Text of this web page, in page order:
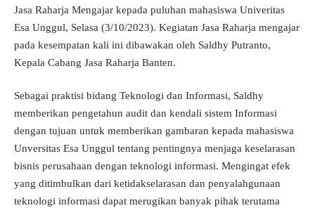
Jasa Raharja Mengajar kepada puluhan mahasiswa Univeritas
Esa Unggul, Selasa (3/10/2023). Kegiatan Jasa Raharja mengajar
pada kesempatan kali ini dibawakan oleh Saldhy Putranto,
Kepala Cabang Jasa Raharja Banten.
Sebagai praktisi bidang Teknologi dan Informasi, Saldhy
memberikan pengetahun audit dan kendali sistem Informasi
dengan tujuan untuk memberikan gambaran kepada mahasiswa
Unversitas Esa Unggul tentang pentingnya menjaga keselarasan
bisnis perusahaan dengan teknologi informasi. Mengingat efek
yang ditimbulkan dari ketidakselarasan dan penyalahgunaan
teknologi informasi dapat merugikan banyak pihak terutama